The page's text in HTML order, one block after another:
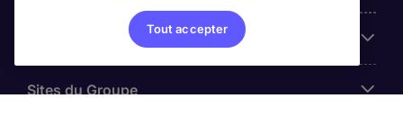
Sites du Groupe
Tout accepter